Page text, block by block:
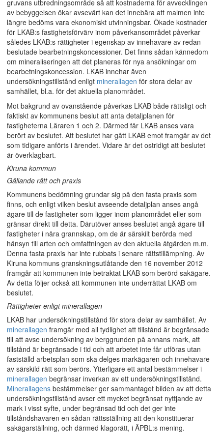
gruvans utbredningsområde så att kostnaderna för avvecklingen
av bebyggelsen ökar avsevärt kan det innebära att malmen inte
längre bedöms vara ekonomiskt utvinningsbar. Ökade kostnader
för LKAB:s fastighetsförvärv inom påverkansområdet påverkar
således LKAB:s rättigheter i egenskap av innehavare av redan
beslutade bearbetningskoncessioner. Det finns sådan kännedom
om mineraliseringen att det planeras för nya ansökningar om
bearbetningskoncession. LKAB innehar även
undersökningstillstånd enligt minerallagen för stora delar av
samhället, bl.a. för det aktuella planområdet.
Mot bakgrund av ovanstående påverkas LKAB både rättsligt och
faktiskt av kommunens beslut att anta detaljplanen för
fastigheterna Läraren 1 och 2. Därmed får LKAB anses vara
berört av beslutet. Att beslutet har gått LKAB emot framgår av det
som tidigare anförts i ärendet. Vidare är det ostridigt att beslutet
är överklagbart.
Kiruna kommun
Gällande rätt och praxis
Kommunens bedömning grundar sig på den fasta praxis som
finns, och enligt vilken beslut avseende detaljplan anses angå
ägare till de fastigheter som ligger inom planområdet eller som
gränsar direkt till detta. Därutöver anses beslutet angå ägare till
fastigheter i nära grannskap, om de är särskilt berörda med
hänsyn till arten och omfattningen av den aktuella åtgärden m.m.
Denna fasta praxis har inte rubbats i senare rättstillämpning. Av
Kiruna kommuns granskningsutlåtande den 16 november 2012
framgår att kommunen inte betraktat LKAB som berörd sakägare.
Av detta följer också att kommunen inte underrättat LKAB om
beslutet.
Rättigheter enligt minerallagen
LKAB har undersökningstillstånd för stora delar av samhället. Av
minerallagen framgår med all tydlighet att tillstånd är begränsade
till att avse undersökning av berggrunden på annans mark, att
tillstånd är begränsade i tid och att arbetet inte får utföras utan
fastställd arbetsplan som ska delges markägaren och innehavare
av särskild rätt som berörs. Ytterligare ett antal bestämmelser i
minerallagen begränsar inverkan av ett undersökningstillstånd.
Minerallagens bestämmelser ger sammantaget bilden av att detta
undersökningstillstånd avser ett mycket begränsat nyttjande av
mark i visst syfte, under begränsad tid och det ger inte
tillståndshavaren en sådan rättsställning att den konstituerar
sakägarställning, och därmed klagorätt, i ÄPBL:s mening.